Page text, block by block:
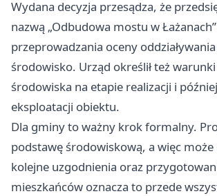
Wydana decyzja przesądza, że
nazwą „Odbudowa mostu w
przeprowadzania oceny
środowisko. Urząd określił też
środowiska na etapie realizacji i
eksploatacji obiektu.
Dla gminy to ważny krok formalny.
podstawę środowiskową, a więc może
kolejne uzgodnienia oraz
mieszkańców oznacza to przede